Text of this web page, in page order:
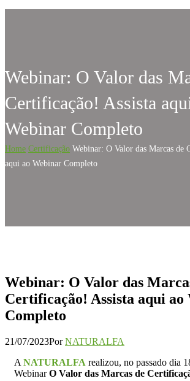
Webinar: O Valor das
Certificação! Assista
Webinar Completo
Home Certificação Webinar: O Valor das Marcas de
aqui ao Webinar Completo
Webinar: O Valor das
Certificação! Assista aqui ao
Completo
21/07/2023PorNATURALFA
A NATURALFA realizou, no passado dia
WebinarO Valor das Marcas de